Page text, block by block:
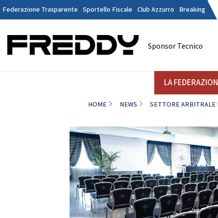
Federazione Trasparente Sportello Fiscale Club Azzurro Breaking
Sponsor Tecnico
LA
HOME NEWS SETTORE ARBITRALE
Il Presidente
Consiglio Federale
Soci Onorari
Revisori dei Conti
Commissione Federali Atleti
Commissione Federale Tecnici
Segreteria Generale
CORPORATE
Contatti Discipline
Tesseramento